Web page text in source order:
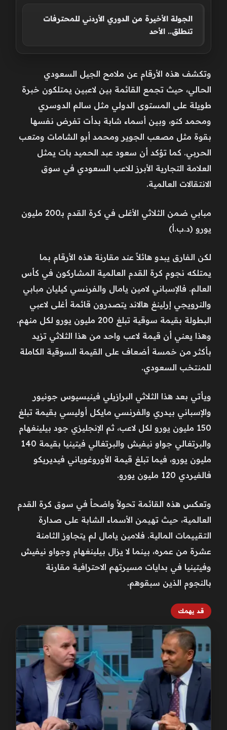
الجولة الأخيرة من الدوري الأردني للمحترفات
تنطلق.. الأحد
وتكشف هذه الأرقام عن ملامح الجيل السعودي
الحالي، حيث تجمع القائمة بين لاعبين يمتلكون خبرة
طويلة على المستوى الدولي مثل سالم الدوسري
ومحمد كنو، وبين أسماء شابة بدأت تفرض نفسها
بقوة مثل مصعب الجوير ومحمد أبو الشامات ومتعب
الحربي. كما تؤكد أن سعود عبد الحميد بات يمثل
العلامة التجارية الأبرز للاعب السعودي في سوق
الانتقالات العالمية.
مبابي ضمن الثلاثي الأغلى في كرة القدم بـ200 مليون
يورو (د.ب.أ)
لكن الفارق يبدو هائلاً عند مقارنة هذه الأرقام بما
يمتلكه نجوم كرة القدم العالمية المشاركون في كأس
العالم. فالإسباني لامين يامال والفرنسي كيليان مبابي
والنرويجي إرلينغ هالاند يتصدرون قائمة أغلى لاعبي
البطولة بقيمة سوقية تبلغ 200 مليون يورو لكل منهم.
وهذا يعني أن قيمة لاعب واحد من هذا الثلاثي تزيد
بأكثر من خمسة أضعاف على القيمة السوقية الكاملة
للمنتخب السعودي.
ويأتي بعد هذا الثلاثي البرازيلي فينيسيوس جونيور
والإسباني بيدري والفرنسي مايكل أوليسي بقيمة تبلغ
150 مليون يورو لكل لاعب، ثم الإنجليزي جود بيلينغهام
والبرتغالي جواو نيفيش والبرتغالي فيتينيا بقيمة 140
مليون يورو، فيما تبلغ قيمة الأوروغوياني فيديريكو
فالفيردي 120 مليون يورو.
وتعكس هذه القائمة تحولاً واضحاً في سوق كرة القدم
العالمية، حيث تهيمن الأسماء الشابة على صدارة
التقييمات المالية. فلامين يامال لم يتجاوز الثامنة
عشرة من عمره، بينما لا يزال بيلينغهام وجواو نيفيش
وفيتينيا في بدايات مسيرتهم الاحترافية مقارنة
بالنجوم الذين سبقوهم.
قد يهمك